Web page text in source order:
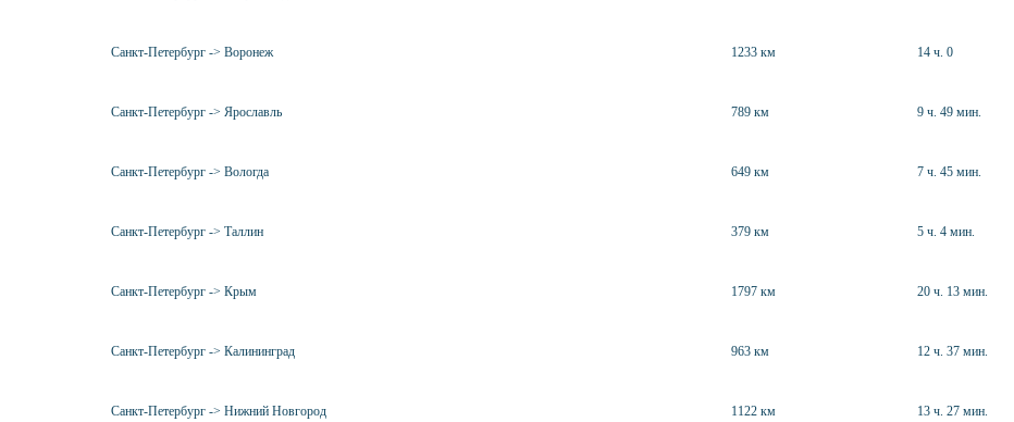
Санкт-Петербург -> Воронеж 1233 км 14 ч. 0
Санкт-Петербург -> Ярославль 789 км 9 ч. 49 мин.
Санкт-Петербург -> Вологда 649 км 7 ч. 45 мин.
Санкт-Петербург -> Таллин 379 км 5 ч. 4 мин.
Санкт-Петербург -> Крым 1797 км 20 ч. 13 мин.
Санкт-Петербург -> Калининград 963 км 12 ч. 37 мин.
Санкт-Петербург -> Нижний Новгород 1122 км 13 ч. 27 мин.